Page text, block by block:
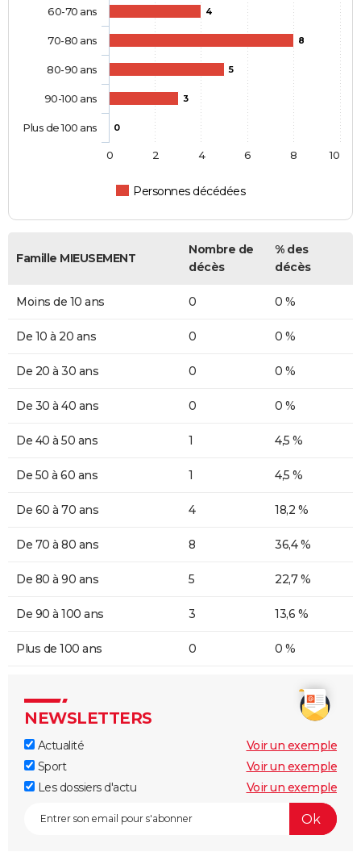
4
8
5
3
0
Personnes décédées
60-70 ans
70-80 ans
80-90 ans
90-100 ans
Plus de 100 ans
0 2 4 6 8 10
Famille MIEUSEMENT
Nombre de
décès
% des
décès
Moins de 10 ans 0 0 %
De 10 à 20 ans 0 0 %
De 20 à 30 ans 0 0 %
De 30 à 40 ans 0 0 %
De 40 à 50 ans 1 4,5 %
De 50 à 60 ans 1 4,5 %
De 60 à 70 ans 4 18,2 %
De 70 à 80 ans 8 36,4 %
De 80 à 90 ans 5 22,7 %
De 90 à 100 ans 3 13,6 %
Plus de 100 ans 0 0 %
NEWSLETTERS
Actualité
Voir un exemple
Sport
Voir un exemple
Les dossiers d'actu
Voir un exemple